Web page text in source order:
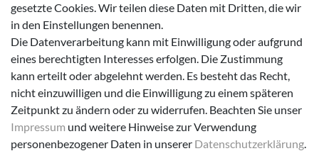
Versanddienstleister
gesetzte Cookies. Wir teilen diese Daten mit Dritten, die wir
in den Einstellungen benennen.
Die Datenverarbeitung kann mit Einwilligung oder aufgrund
eines berechtigten Interesses erfolgen. Die Zustimmung
kann erteilt oder abgelehnt werden. Es besteht das Recht,
nicht einzuwilligen und die Einwilligung zu einem späteren
Zeitpunkt zu ändern oder zu widerrufen. Beachten Sie unser
Impressum und weitere Hinweise zur Verwendung
personenbezogener Daten in unserer Daten­schutz­erklärung.